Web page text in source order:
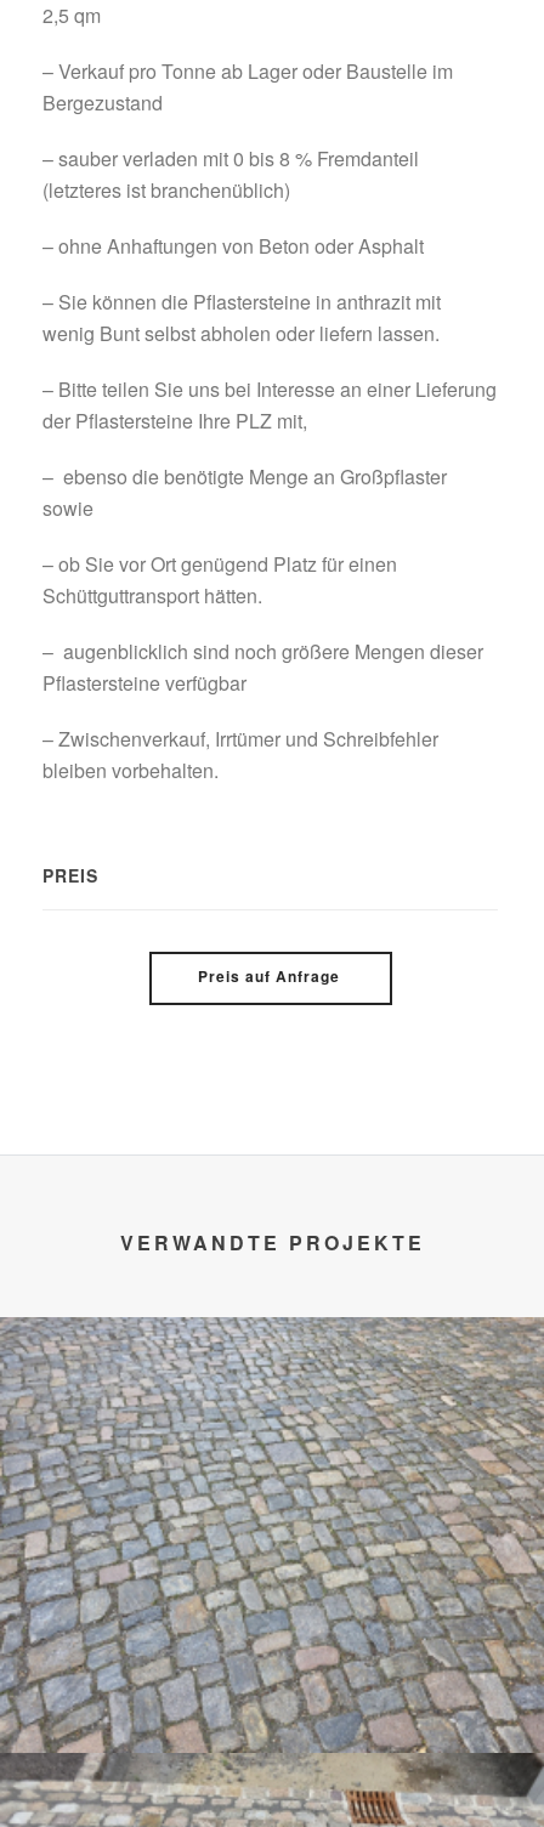
2,5 qm
– Verkauf pro Tonne ab Lager oder Baustelle im
Bergezustand
– sauber verladen mit 0 bis 8 % Fremdanteil
(letzteres ist branchenüblich)
– ohne Anhaftungen von Beton oder Asphalt
– Sie können die Pflastersteine in anthrazit mit
wenig Bunt selbst abholen oder liefern lassen.
– Bitte teilen Sie uns bei Interesse an einer Lieferung
der Pflastersteine Ihre PLZ mit,
– ebenso die benötigte Menge an Großpflaster
sowie
– ob Sie vor Ort genügend Platz für einen
Schüttguttransport hätten.
– augenblicklich sind noch größere Mengen dieser
Pflastersteine verfügbar
– Zwischenverkauf, Irrtümer und Schreibfehler
bleiben vorbehalten.
PREIS
Preis auf Anfrage
VERWANDTE PROJEKTE